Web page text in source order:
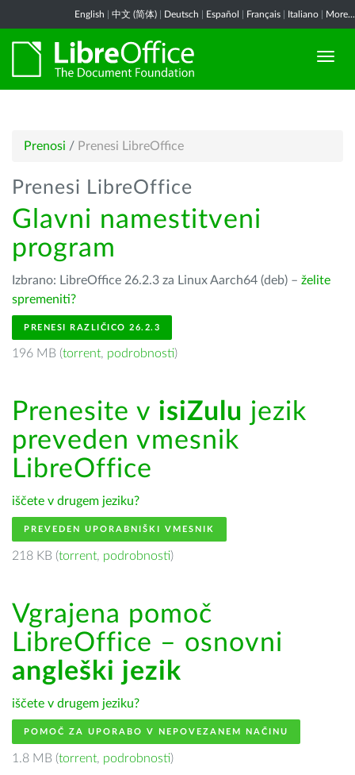
English 中文 (简体) Deutsch Español Français Italiano More...
Prenosi / Prenesi LibreOffice
Prenesi LibreOffice
Glavni namestitveni
program
Izbrano: LibreOffice 26.2.3 za Linux Aarch64 (deb) – želite
spremeniti?
PRENESI RAZLIČICO 26.2.3
196 MB (torrent, podrobnosti)
Prenesite v isiZulu jezik
preveden vmesnik
LibreOffice
iščete v drugem jeziku?
PREVEDEN UPORABNIŠKI VMESNIK
218 KB (torrent, podrobnosti)
Vgrajena pomoč
LibreOffice – osnovni
angleški jezik
iščete v drugem jeziku?
POMOČ ZA UPORABO V NEPOVEZANEM NAČINU
1.8 MB (torrent, podrobnosti)